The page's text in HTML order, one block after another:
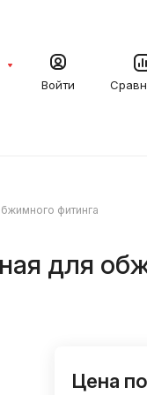
Войти
фитинга
для
Цена